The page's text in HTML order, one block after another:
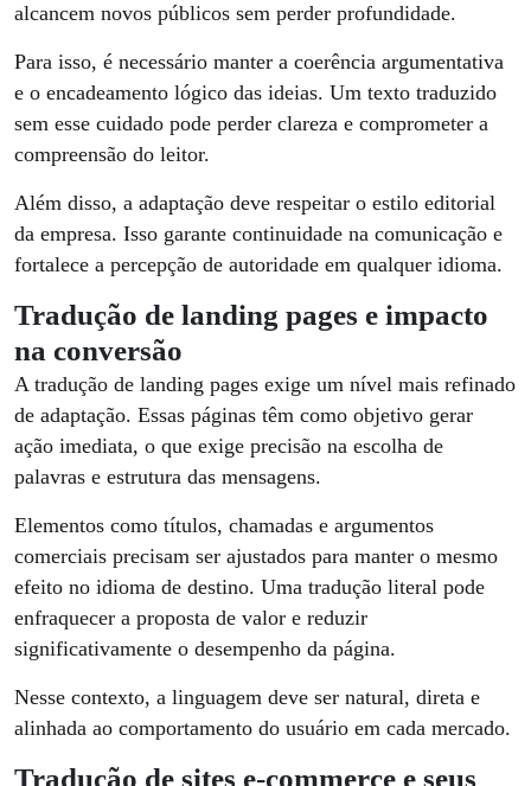
alcancem novos públicos sem perder profundidade.
Para isso, é necessário manter a coerência argumentativa
e o encadeamento lógico das ideias. Um texto traduzido
sem esse cuidado pode perder clareza e comprometer a
compreensão do leitor.
Além disso, a adaptação deve respeitar o estilo editorial
da empresa. Isso garante continuidade na comunicação e
fortalece a percepção de autoridade em qualquer idioma.
Tradução de landing pages e impacto
na conversão
A tradução de landing pages exige um nível mais refinado
de adaptação. Essas páginas têm como objetivo gerar
ação imediata, o que exige precisão na escolha de
palavras e estrutura das mensagens.
Elementos como títulos, chamadas e argumentos
comerciais precisam ser ajustados para manter o mesmo
efeito no idioma de destino. Uma tradução literal pode
enfraquecer a proposta de valor e reduzir
significativamente o desempenho da página.
Nesse contexto, a linguagem deve ser natural, direta e
alinhada ao comportamento do usuário em cada mercado.
Tradução de sites e-commerce e seus